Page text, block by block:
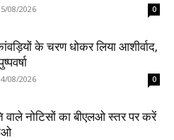
08/2026 0
के चरण धोकर लिया आशीर्वाद,
08/2026 0
वाले नोटिसों का बीएलओ स्तर पर करें